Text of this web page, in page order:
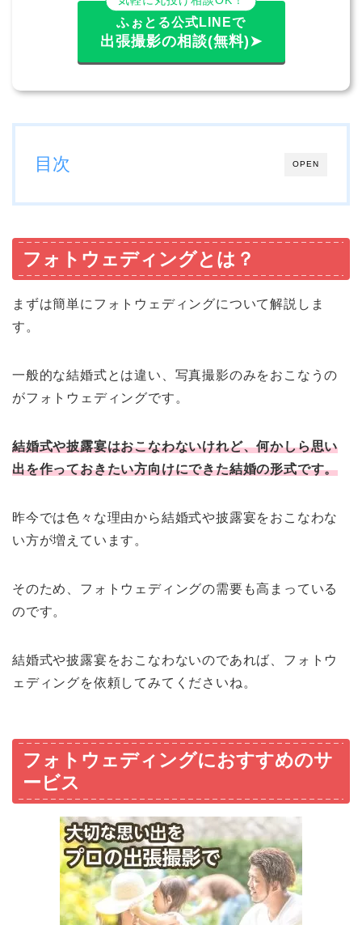
ふぉとる公式LINEで
出張撮影の相談(無料)➤
OPEN
目次
フォトウェディングとは？
まずは簡単にフォトウェディングについて解説しま
す。
一般的な結婚式とは違い、写真撮影のみをおこなうの
がフォトウェディングです。
結婚式や披露宴はおこなわないけれど、何かしら思い
出を作っておきたい方向けにできた結婚の形式です。
昨今では色々な理由から結婚式や披露宴をおこなわな
い方が増えています。
そのため、フォトウェディングの需要も高まっている
のです。
結婚式や披露宴をおこなわないのであれば、フォトウ
ェディングを依頼してみてくださいね。
フォトウェディングにおすすめのサ
ービス